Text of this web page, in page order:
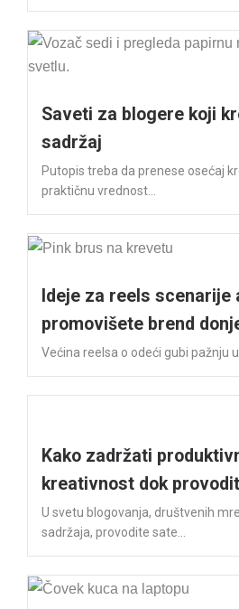
Saveti za blogere koji
sadržaj
Putopis treba da prenese osećaj
praktičnu vrednost...
Ideje za reels scenarije
promovišete brend
Većina reelsa o odeći gubi pažnju u
Kako zadržati
kreativnost dok
U svetu blogovanja, društvenih
sadržaja, provodite sate...